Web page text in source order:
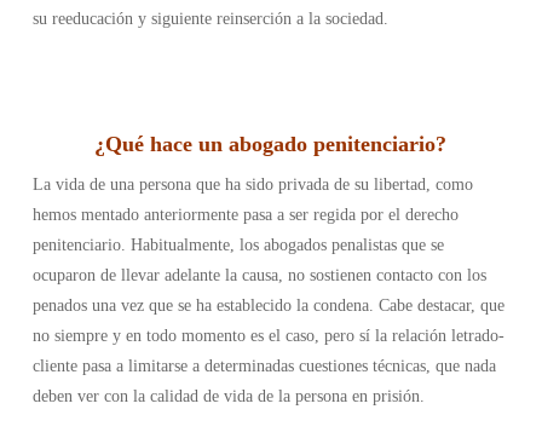
su reeducación y siguiente reinserción a la sociedad.
¿Qué hace un abogado penitenciario?
La vida de una persona que ha sido privada de su libertad, como
hemos mentado anteriormente pasa a ser regida por el derecho
penitenciario. Habitualmente, los abogados penalistas que se
ocuparon de llevar adelante la causa, no sostienen contacto con los
penados una vez que se ha establecido la condena. Cabe destacar, que
no siempre y en todo momento es el caso, pero sí la relación letrado-
cliente pasa a limitarse a determinadas cuestiones técnicas, que nada
deben ver con la calidad de vida de la persona en prisión.